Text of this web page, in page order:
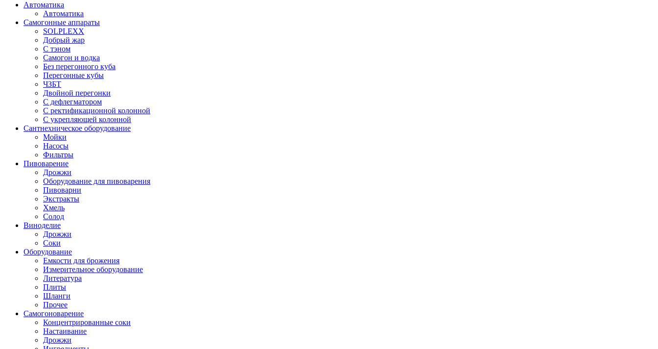
Автоматика
Автоматика
Самогонные аппараты
SOLPLEXX
Добрый жар
С тэном
Самогон и водка
Без перегонного куба
Перегонные кубы
ЧЗБТ
Двойной перегонки
С дефлегматором
С ректификационной колонной
С укрепляющей колонной
Сантнехническое оборудование
Мойки
Насосы
Фильтры
Пивоварение
Дрожжи
Оборудование для пивоварения
Пивоварни
Экстракты
Хмель
Солод
Виноделие
Дрожжи
Соки
Оборудование
Емкости для брожения
Измерительное оборудование
Литература
Плиты
Шланги
Прочее
Самогоноварение
Концентрированные соки
Настаивание
Дрожжи